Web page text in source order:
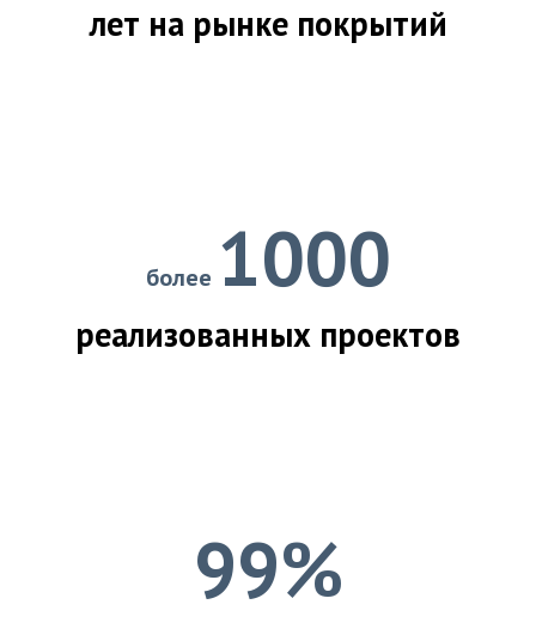
лет на рынке покрытий
более 1000
реализованных проектов
99%